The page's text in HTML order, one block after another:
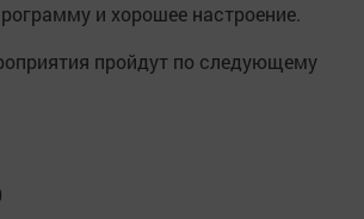
и хорошее настроение.
пройдут по следующему